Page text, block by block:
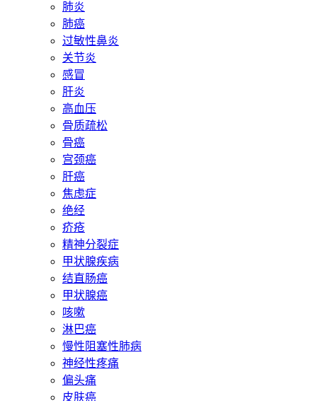
肺炎
肺癌
过敏性鼻炎
关节炎
感冒
肝炎
高血压
骨质疏松
骨癌
宫颈癌
肝癌
焦虑症
绝经
疥疮
精神分裂症
甲状腺疾病
结直肠癌
甲状腺癌
咳嗽
淋巴癌
慢性阻塞性肺病
神经性疼痛
偏头痛
皮肤癌